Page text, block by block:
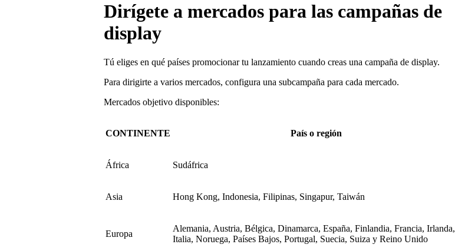
Dirígete a mercados para las campañas de
display
Tú eliges en qué países promocionar tu lanzamiento cuando creas una campaña de display.
Para dirigirte a varios mercados, configura una subcampaña para cada mercado.
Mercados objetivo disponibles:
CONTINENTE País o región
África Sudáfrica
Asia Hong Kong, Indonesia, Filipinas, Singapur, Taiwán
Europa
Alemania, Austria, Bélgica, Dinamarca, España, Finlandia, Francia, Irlanda,
Italia, Noruega, Países Bajos, Portugal, Suecia, Suiza y Reino Unido